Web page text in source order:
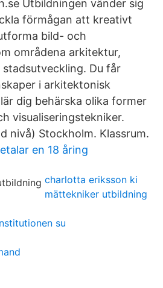
Utbildningen vänder sig
förmågan att kreativt
bild- och
områdena arkitektur,
Du får
i arkitektonisk
dig behärska olika former
visualiseringstekniker.
nivå) Stockholm. Klassrum.
en 18 åring
charlotta eriksson ki
mättekniker utbildning
su